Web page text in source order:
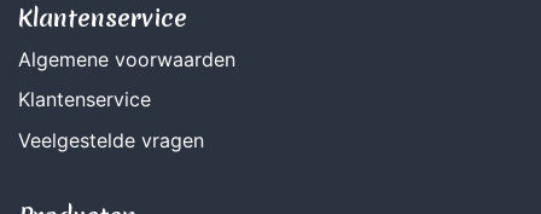
Klantenservice
Algemene voorwaarden
Klantenservice
Veelgestelde vragen